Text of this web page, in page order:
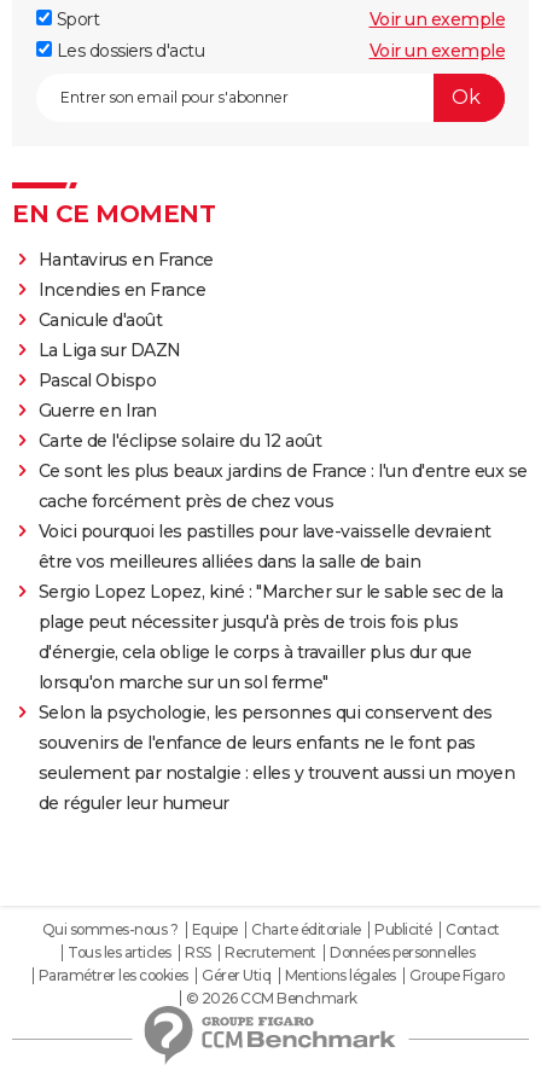
Sport
Voir un exemple
Les dossiers d'actu
Voir un exemple
EN CE MOMENT
Hantavirus en France
Incendies en France
Canicule d'août
La Liga sur DAZN
Pascal Obispo
Guerre en Iran
Carte de l'éclipse solaire du 12 août
Ce sont les plus beaux jardins de France : l'un d'entre eux se
cache forcément près de chez vous
Voici pourquoi les pastilles pour lave-vaisselle devraient
être vos meilleures alliées dans la salle de bain
Sergio Lopez Lopez, kiné : "Marcher sur le sable sec de la
plage peut nécessiter jusqu'à près de trois fois plus
d'énergie, cela oblige le corps à travailler plus dur que
lorsqu'on marche sur un sol ferme"
Selon la psychologie, les personnes qui conservent des
souvenirs de l'enfance de leurs enfants ne le font pas
seulement par nostalgie : elles y trouvent aussi un moyen
de réguler leur humeur
Qui sommes-nous ? Equipe Charte éditoriale Publicité
Contact
Tous les articles
RSS Recrutement
Données personnelles
Paramétrer les cookies
Gérer Utiq Mentions légales
Groupe Figaro
© 2026 CCM Benchmark